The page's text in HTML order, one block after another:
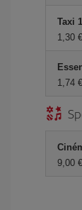
Taxi
1,30 €
1,74 €
9,00 €